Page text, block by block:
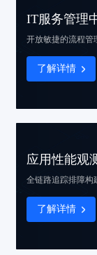
IT服务管理
开放敏捷的流程管
了解详情
应用性能观
全链路追踪排障构
了解详情